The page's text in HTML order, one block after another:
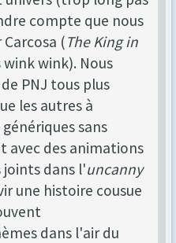
compte que nous
(The King in
wink). Nous
PNJ tous plus
les autres à
sans
avec des animations
joints dans l'uncanny
une histoire cousue
dans l'air du